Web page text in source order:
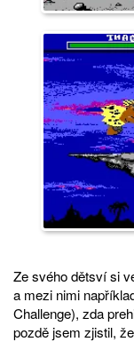
Ze svého dětsví si
a mezi nimi
Challenge), zda
pozdě jsem zjistil,